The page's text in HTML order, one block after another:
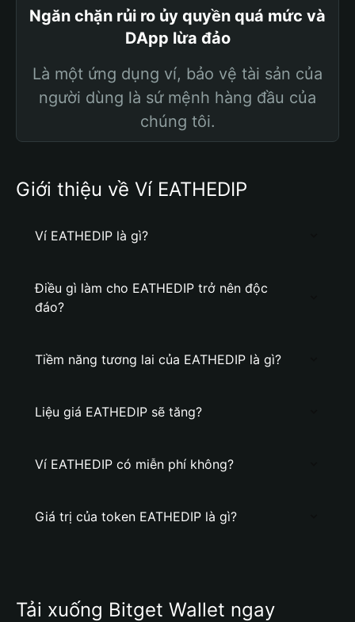
Ngăn chặn rủi ro ủy quyền quá mức và
DApp lừa đảo
Là một ứng dụng ví, bảo vệ tài sản của
người dùng là sứ mệnh hàng đầu của
chúng tôi.
Giới thiệu về Ví EATHEDIP
Ví EATHEDIP là gì?
Điều gì làm cho EATHEDIP trở nên độc
đáo?
Tiềm năng tương lai của EATHEDIP là gì?
Liệu giá EATHEDIP sẽ tăng?
Ví EATHEDIP có miễn phí không?
Giá trị của token EATHEDIP là gì?
Tải xuống Bitget Wallet ngay